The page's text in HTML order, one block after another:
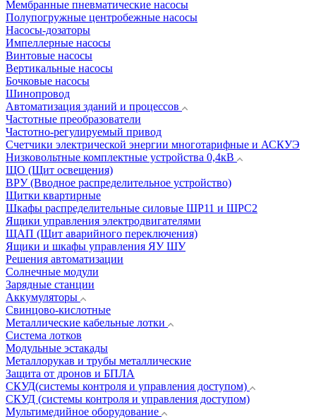
Мембранные пневматические насосы
Полупогружные центробежные насосы
Насосы-дозаторы
Импеллерные насосы
Винтовые насосы
Вертикальные насосы
Бочковые насосы
Шинопровод
Автоматизация зданий и процессов
Частотные преобразователи
Частотно-регулируемый привод
Счетчики электрической энергии многотарифные и АСКУЭ
Низковольтные комплектные устройства 0,4кВ
ЩО (Щит освещения)
ВРУ (Вводное распределительное устройство)
Щитки квартирные
Шкафы распределительные силовые ШР11 и ШРС2
Ящики управления электродвигателями
ЩАП (Щит аварийного переключения)
Ящики и шкафы управления ЯУ ШУ
Решения автоматизации
Солнечные модули
Зарядные станции
Аккумуляторы
Свинцово-кислотные
Металлические кабельные лотки
Система лотков
Модульные эстакады
Металлорукав и трубы металлические
Защита от дронов и БПЛА
СКУД(системы контроля и управления доступом)
СКУД (системы контроля и управления доступом)
Мультимедийное оборудование